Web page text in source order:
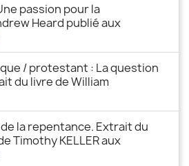
passion pour la
Heard publié aux
/ protestant : La question
du livre de William
la repentance. Extrait du
Timothy KELLER aux